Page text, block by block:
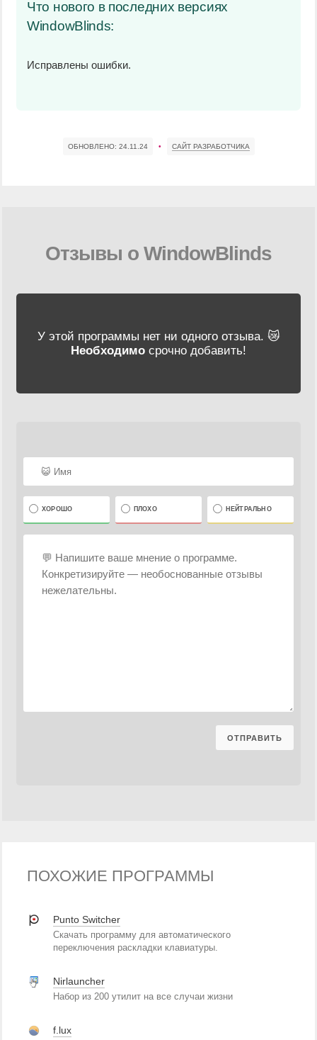
Что нового в последних версиях
WindowBlinds:
Исправлены ошибки.
ОБНОВЛЕНО: 24.11.24 • САЙТ РАЗРАБОТЧИКА
Отзывы о WindowBlinds
У этой программы нет ни одного отзыва. 😿
Необходимо срочно добавить!
ХОРОШО ПЛОХО НЕЙТРАЛЬНО
ПОХОЖИЕ ПРОГРАММЫ
Punto Switcher
Скачать программу для автоматического
переключения раскладки клавиатуры.
Nirlauncher
Набор из 200 утилит на все случаи жизни
f.lux